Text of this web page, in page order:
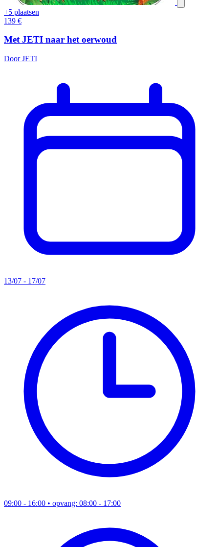
+5 plaatsen
139 €
Met JETI naar het oerwoud
Door JETI
13/07 - 17/07
09:00 - 16:00 • opvang: 08:00 - 17:00